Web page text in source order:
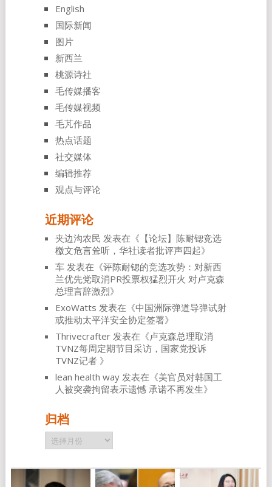
English
国际新闻
图片
新西兰
桃源诗社
毛传媒播客
毛传媒视频
毛芃作品
热点话题
社交媒体
编辑推荐
观点与评论
近期评论
夹边沟农民 发表在《 【论坛】陈耐锶竞选
檄文危言耸听，华社读者批评声四起》
车发表在《评陈耐锶的竞选攻势：对新西
兰优先党取消PR投票权猛烈开火 对卢克森
总理言辞激烈》
ExoWatts 发表在《中国洲际弹道导弹试射
或推动太平洋安全协定签署》
Thrivecrafter发表在《卢克森总理取消
TVNZ每周定期节目采访，国家党投诉
TVNZ记者 》
lean health way发表在《美官员对韩国工
人被突袭拘留表示遗憾 承诺不再发生》
归档
归
档